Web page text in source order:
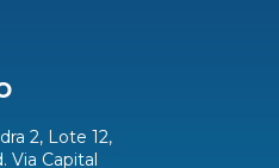
2, Lote 12,
Via Capital